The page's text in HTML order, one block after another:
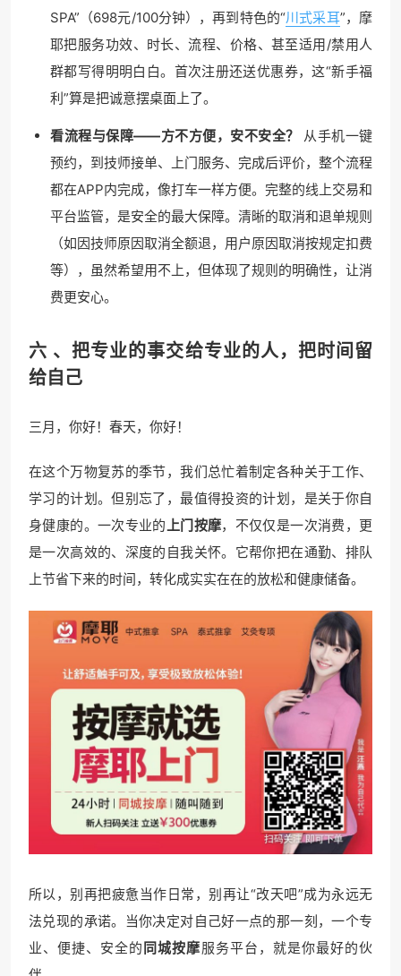
SPA”（698元/100分钟），再到特色的“川式采耳”，摩
耶把服务功效、时长、流程、价格、甚至适用/禁用人
群都写得明明白白。首次注册还送优惠券，这“新手福
利”算是把诚意摆桌面上了。
看流程与保障——方不方便，安不安全？
从手机一键
预约，到技师接单、上门服务、完成后评价，整个流程
都在APP内完成，像打车一样方便。完整的线上交易和
平台监管，是安全的最大保障。清晰的取消和退单规则
（如因技师原因取消全额退，用户原因取消按规定扣费
等），虽然希望用不上，但体现了规则的明确性，让消
费更安心。
六 、把专业的事交给专业的人，把时间留
给自己
三月，你好！春天，你好！
在这个万物复苏的季节，我们总忙着制定各种关于工作、
学习的计划。但别忘了，最值得投资的计划，是关于你自
身健康的。一次专业的 上门按摩，不仅仅是一次消费，更
是一次高效的、深度的自我关怀。它帮你把在通勤、排队
上节省下来的时间，转化成实实在在的放松和健康储备。
所以，别再把疲惫当作日常，别再让“改天吧”成为永远无
法兑现的承诺。当你决定对自己好一点的那一刻，一个专
业、便捷、安全的 同城按摩服务平台，就是你最好的伙